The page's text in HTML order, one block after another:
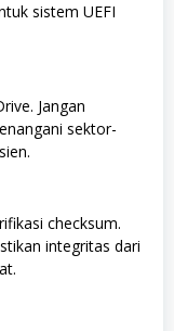
sistem UEFI
Jangan
sektor-
checksum.
integritas dari